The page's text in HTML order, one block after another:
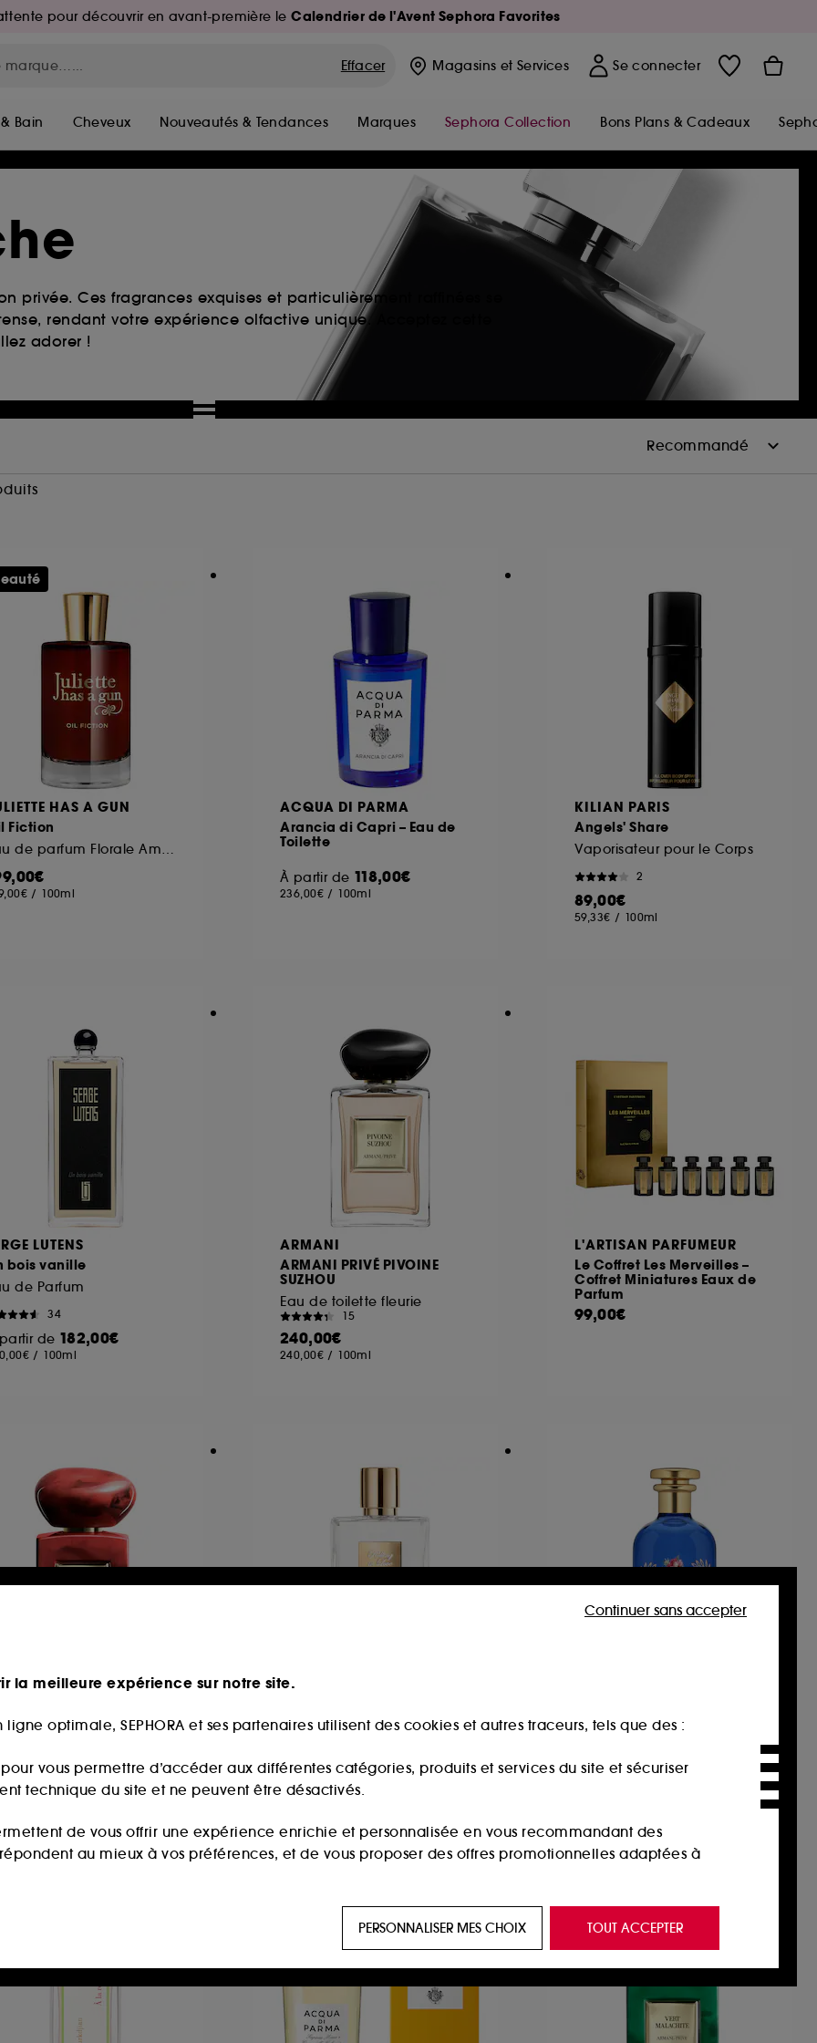
pour découvrir en avant-première leCalendrier de l'Avent Sephora Favorites
Effacer Magasins et Services Se connecter
Bain Cheveux Nouveautés & Tendances Marques Sephora Collection Bons Plans & Cadeaux
privée. Ces fragrances exquises et particulièrement raffinées se
rendant votre expérience olfactive unique. Acceptez cette
adorer !
HAS A GUN
Fiction
Eau de parfum Florale Ambrée
/ 100ml
ACQUA DI PARMA
Arancia di Capri – Eau de
Toilette
À partir de 118,00€
236,00€ / 100ml
KILIAN PARIS
Angels' Share
Vaporisateur pour le Corps
2
89,00€
59,33€ / 100ml
LUTENS
bois vanille
de Parfum
34
de 182,00€
/ 100ml
ARMANI
ARMANI PRIVÉ PIVOINE
SUZHOU
Eau de toilette fleurie
15
240,00€
240,00€ / 100ml
L'ARTISAN PARFUMEUR
Le Coffret Les Merveilles –
Coffret Miniatures Eaux de
Parfum
99,00€
de265,00€
/100ml
KILIAN PARIS
Eau de Parfum
À partir de265,00€
530,00€ /100ml
Eau de Parfum
345,00€
la meilleure expérience sur notre site.
optimale, SEPHORA et ses partenaires utilisent des cookies et autres traceurs, tels que des :
pour vous permettre d’accéder aux différentes catégories, produits et services du site et sécuriser
technique du site et ne peuvent être désactivés.
de vous offrir une expérience enrichie et personnalisée en vous recommandant des
au mieux à vos préférences, et de vous proposer des offres promotionnelles adaptées à
permettent de réaliser des statistiques de fréquentation et de navigation sur notre site afin d’en
TOUT ACCEPTER
Continuer sans accepter
PERSONNALISER MES CHOIX